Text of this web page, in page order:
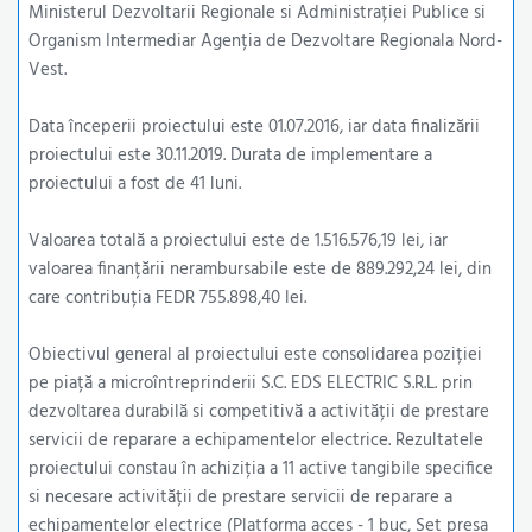
Ministerul Dezvoltarii Regionale si Administrației Publice si
Organism Intermediar Agenția de Dezvoltare Regionala Nord-
Vest.
Data începerii proiectului este 01.07.2016, iar data finalizării
proiectului este 30.11.2019. Durata de implementare a
proiectului a fost de 41 luni.
Valoarea totală a proiectului este de 1.516.576,19 lei, iar
valoarea finanțării nerambursabile este de 889.292,24 lei, din
care contribuția FEDR 755.898,40 lei.
Obiectivul general al proiectului este consolidarea poziției
pe piață a microîntreprinderii S.C. EDS ELECTRIC S.R.L. prin
dezvoltarea durabilă si competitivă a activității de prestare
servicii de reparare a echipamentelor electrice. Rezultatele
proiectului constau în achiziția a 11 active tangibile specifice
si necesare activității de prestare servicii de reparare a
echipamentelor electrice (Platforma acces - 1 buc, Set presa